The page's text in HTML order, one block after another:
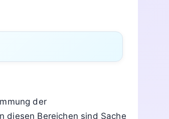
der
diesen Bereichen sind Sache